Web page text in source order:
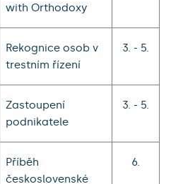
with Orthodoxy
Rekognice osob v
trestním řízení
3. - 5.
Zastoupení
podnikatele
3. - 5.
Příběh
československé
6.